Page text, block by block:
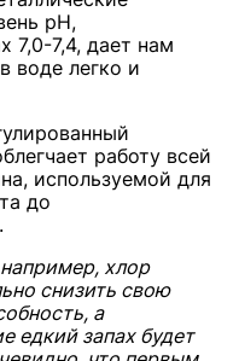
рН,
7,0-7,4, дает нам
воде легко и
работу всей
используемой для
до
хлор
снизить свою
а
едкий запах будет